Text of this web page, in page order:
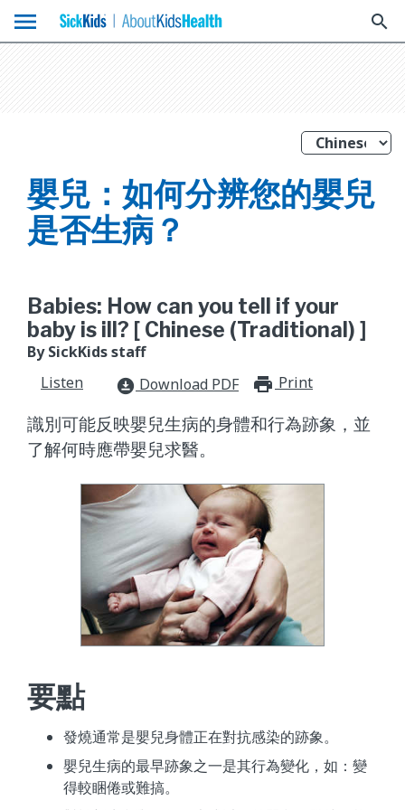
menu search
嬰兒：如何分辨您的嬰兒
是否生病？
Babies: How can you tell if your
baby is ill? [ Chinese (Traditional) ]
By SickKids staff
Listen
download_for_offline Download PDF Print
識別可能反映嬰兒生病的身體和行為跡象，並
了解何時應帶嬰兒求醫。
要點
發燒通常是嬰兒身體正在對抗感染的跡象。
嬰兒生病的最早跡象之一是其行為變化，如：變
得較睏倦或難搞。